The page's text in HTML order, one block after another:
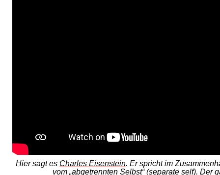
Hier sagt es Charles Eisenstein. Er spricht im
vom „abgetrennten Selbst“ (separate self).